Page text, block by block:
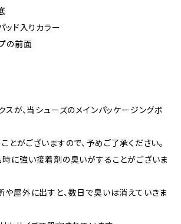
ッド入りカラー
の前面
スが、当シューズのメインパッケージングボ
とがございますので、予めご了承ください。
に強い接着剤の臭いがすることがございま
屋外に出すと、数日で臭いは消えていきま